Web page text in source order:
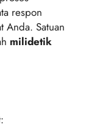
respon
Anda. Satuan
milidetik